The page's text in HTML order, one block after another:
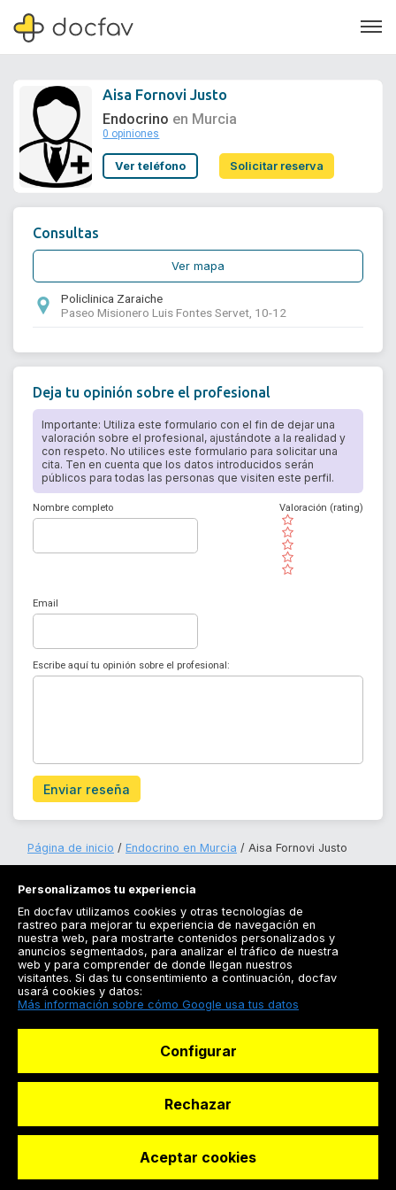
Soporte
Aisa Fornovi Justo
Endocrino en Murcia
0 opiniones
Ver teléfono Solicitar reserva
Solicitar reserva
Consultas
Ver mapa
Policlinica Zaraiche
Paseo Misionero Luis Fontes Servet, 10-12
Deja tu opinión sobre el profesional
Importante: Utiliza este formulario con el fin de dejar una
valoración sobre el profesional, ajustándote a la realidad y
con respeto. No utilices este formulario para solicitar una
cita. Ten en cuenta que los datos introducidos serán
públicos para todas las personas que visiten este perfil.
Nombre completo
( )
( )
( )
( )
( )
Valoración (rating)
Email
Escribe aquí tu opinión sobre el profesional:
Enviar reseña
Página de inicio Endocrino en Murcia Aisa Fornovi Justo
Registrarse
Docfav
© Dashboard Technologies S.L
Personalizamos tu experiencia
En docfav utilizamos cookies y otras tecnologías de
rastreo para mejorar tu experiencia de navegación en
nuestra web, para mostrarte contenidos personalizados y
anuncios segmentados, para analizar el tráfico de nuestra
web y para comprender de donde llegan nuestros
visitantes. Si das tu consentimiento a continuación, docfav
usará cookies y datos:
Más información sobre cómo Google usa tus datos
Configurar
Rechazar
Aceptar cookies